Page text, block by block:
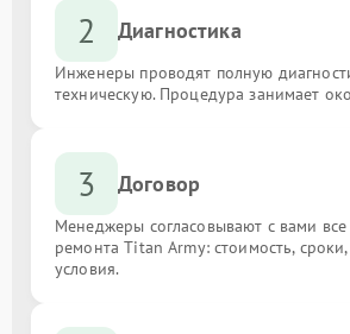
2 Диагностика
Инженеры проводят полную
техническую. Процедура занимает
3 Договор
Менеджеры согласовывают с вами все
ремонта Titan Army: стоимость,
условия.